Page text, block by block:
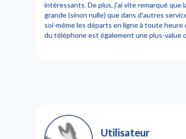
intéressants. De plus, j'ai vite remarqué que
grande (sinon nulle) que dans d'autres
soi-même les départs en ligne à toute
du téléphone est également une plus-value
Utilisateur